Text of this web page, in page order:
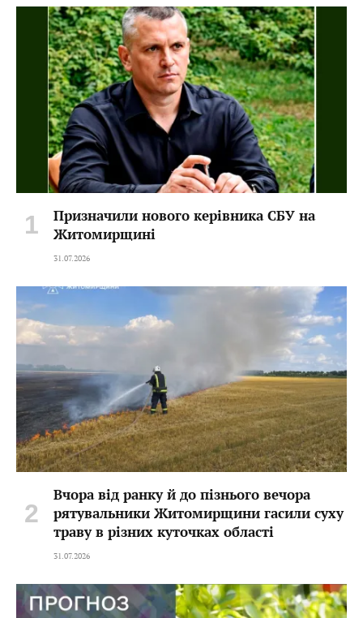
Призначили нового керівника СБУ на
Житомирщині
31.07.2026
Вчора від ранку й до пізнього вечора
рятувальники Житомирщини гасили суху
траву в різних куточках області
31.07.2026